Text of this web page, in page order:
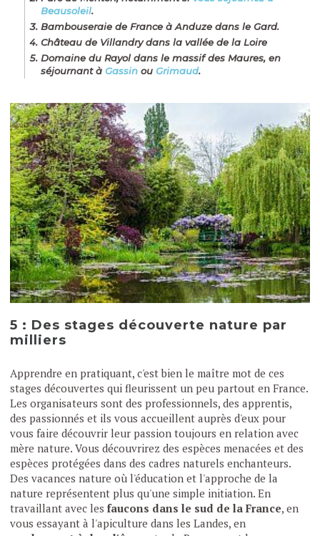
Beausoleil.
Bambouseraie de France à Anduze dans le Gard.
Château de Villandry dans la vallée de la Loire
Domaine du Rayol dans le massif des Maures, en
séjournant àGassin ouGrimaud.
5 : Des stages découverte nature par
milliers
Apprendre en pratiquant, c'est bien le maître mot de ces
stages découvertes qui fleurissent un peu partout en France.
Les organisateurs sont des professionnels, des apprentis,
des passionnés et ils vous accueillent auprès d'eux pour
vous faire découvrir leur passion toujours en relation avec
mère nature. Vous découvrirez des espèces menacées et des
espèces protégées dans des cadres naturels enchanteurs.
Des vacances nature où l'éducation et l'approche de la
nature représentent plus qu'une simple initiation. En
travaillant avec lesfaucons dans le sud de la France, en
vous essayant à l'apiculture dans les Landes, en